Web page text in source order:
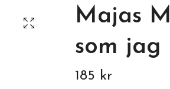
Majas
som jag
185 kr